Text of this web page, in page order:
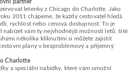
partner
letenky z Chicago do Charlotte. Jako
2011 chápeme, že každý cestovatel hledá
rychlost nebo cenová dostupnost. To je
nabízet vám ty nejvhodnější možnosti letů, šité
několika kliknutími si můžete zajistit
plány v bezproblémový a příjemný
Charlotte
a speciální nabídky, které vám umožní